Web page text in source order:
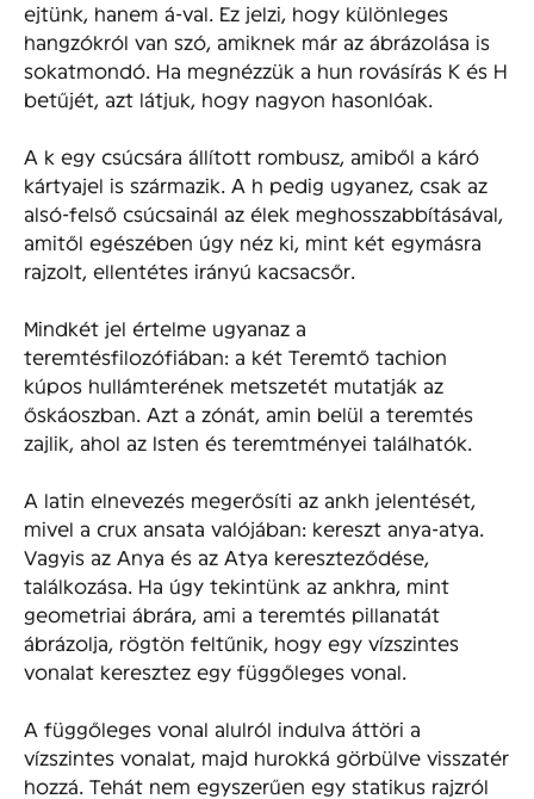
ejtünk, hanem á-val. Ez jelzi, hogy különleges
hangzókról van szó, amiknek már az ábrázolása is
sokatmondó. Ha megnézzük a hun rovásírás K és H
betűjét, azt látjuk, hogy nagyon hasonlóak.
A k egy csúcsára állított rombusz, amiből a káró
kártyajel is származik. A h pedig ugyanez, csak az
alsó-felső csúcsainál az élek meghosszabbításával,
amitől egészében úgy néz ki, mint két egymásra
rajzolt, ellentétes irányú kacsacsőr.
Mindkét jel értelme ugyanaz a
teremtésfilozófiában: a két Teremtő tachion
kúpos hullámterének metszetét mutatják az
őskáoszban. Azt a zónát, amin belül a teremtés
zajlik, ahol az Isten és teremtményei találhatók.
A latin elnevezés megerősíti az ankh jelentését,
mivel a crux ansata valójában: kereszt anya-atya.
Vagyis az Anya és az Atya kereszteződése,
találkozása. Ha úgy tekintünk az ankhra, mint
geometriai ábrára, ami a teremtés pillanatát
ábrázolja, rögtön feltűnik, hogy egy vízszintes
vonalat keresztez egy függőleges vonal.
A függőleges vonal alulról indulva áttöri a
vízszintes vonalat, majd hurokká görbülve visszatér
hozzá. Tehát nem egyszerűen egy statikus rajzról